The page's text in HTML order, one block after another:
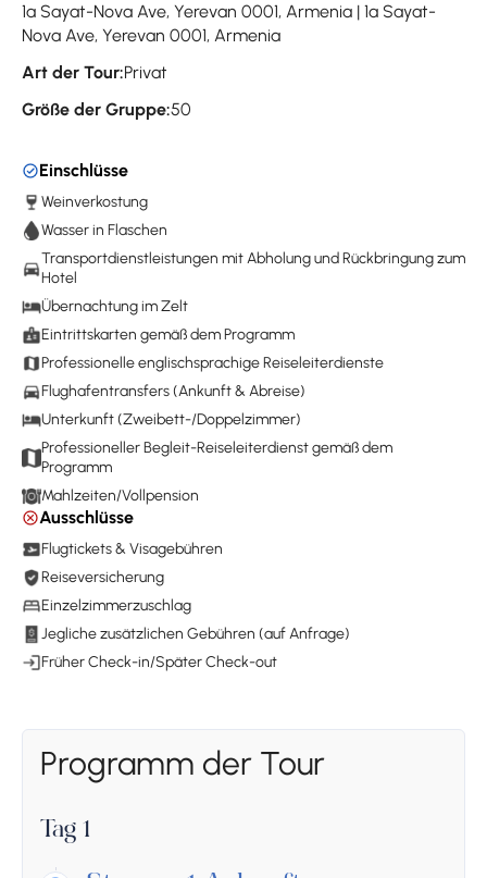
1a Sayat-Nova Ave, Yerevan 0001, Armenia | 1a Sayat-
Nova Ave, Yerevan 0001, Armenia
Art der Tour:Privat
Größe der Gruppe:50
Einschlüsse
Weinverkostung
Wasser in Flaschen
Transportdienstleistungen mit Abholung und Rückbringung zum
Hotel
Übernachtung im Zelt
Eintrittskarten gemäß dem Programm
Professionelle englischsprachige Reiseleiterdienste
Flughafentransfers (Ankunft & Abreise)
Unterkunft (Zweibett-/Doppelzimmer)
Professioneller Begleit-Reiseleiterdienst gemäß dem
Programm
Mahlzeiten/Vollpension
Ausschlüsse
Flugtickets & Visagebühren
Reiseversicherung
Einzelzimmerzuschlag
Jegliche zusätzlichen Gebühren (auf Anfrage)
Früher Check-in/Später Check-out
Programm der Tour
Tag 1